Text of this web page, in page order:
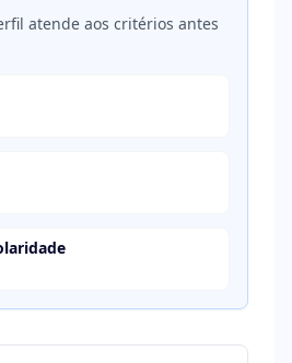
atende aos critérios antes